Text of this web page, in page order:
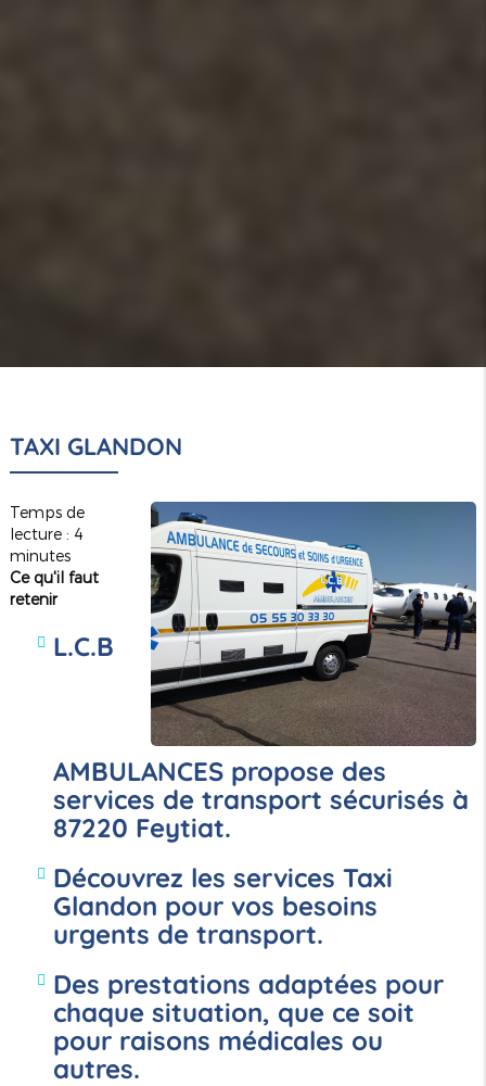
TAXI GLANDON
Temps de
lecture : 4
minutes
Ce qu'il faut
retenir
L.C.B
AMBULANCES propose des
services de transport sécurisés à
87220 Feytiat.
Découvrez les services Taxi
Glandon pour vos besoins
urgents de transport.
Des prestations adaptées pour
chaque situation, que ce soit
pour raisons médicales ou
autres.